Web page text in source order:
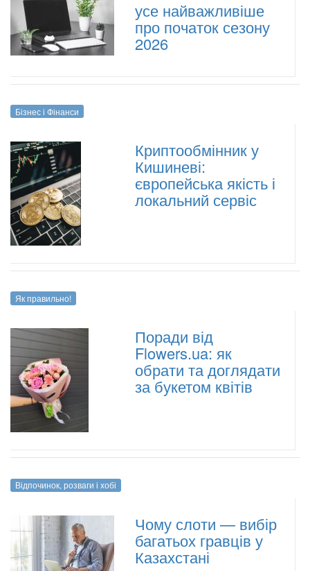
усе найважливіше
про початок сезону
2026
Бізнес і Фінанси
Криптообмінник у
Кишиневі:
європейська якість і
локальний сервіс
Як правильно!
Поради від
Flowers.ua: як
обрати та доглядати
за букетом квітів
Відпочинок, розваги і хобі
Чому слоти — вибір
багатьох гравців у
Казахстані